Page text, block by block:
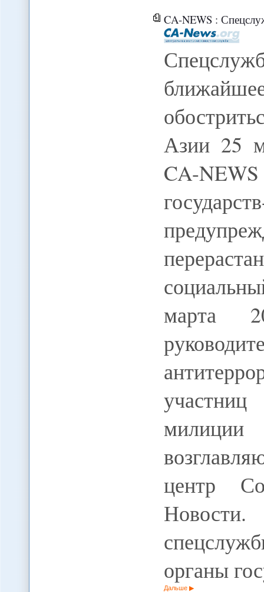
CA-NEWS : Спецслужбы
Азии 25
CA-
марта
центр
органы
Дальше